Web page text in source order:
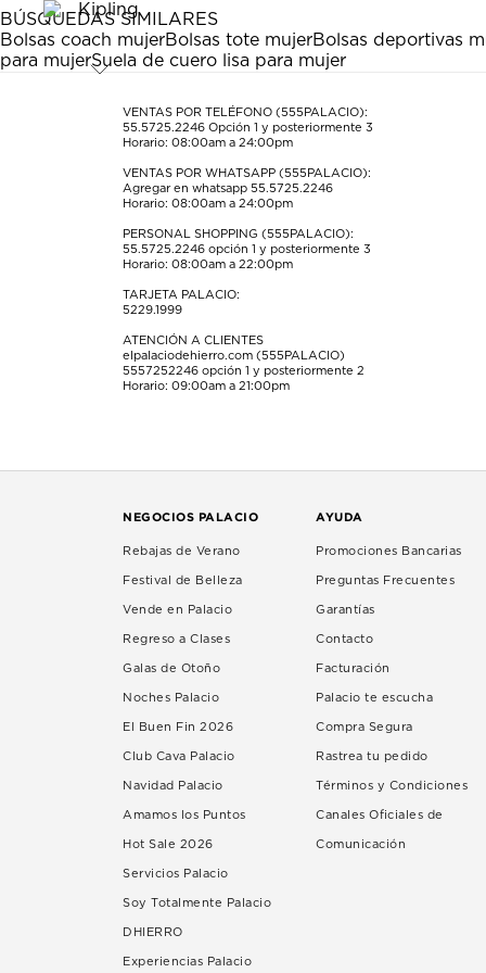
estrella
Esta
acción
abrirá
formulario
estrellas.
Esta
acción
abrirá
formulario
de
estrellas.
Esta
acción
abrirá
formulario
de
estrellas.
Esta
acción
abrirá
formulario
de
Esta
acción
abrirá
formulario
de
envío.
BÚSQUEDAS SIMILARES
Bolsas coach mujerBolsas tote mujerBolsas deportivas
para mujerSuela de cuero lisa para mujer
VENTAS POR TELÉFONO (555PALACIO):
55.5725.2246 Opción 1 y posteriormente 3
Horario: 08:00am a 24:00pm
VENTAS POR WHATSAPP (555PALACIO):
Agregar en whatsapp 55.5725.2246
Horario: 08:00am a 24:00pm
PERSONAL SHOPPING (555PALACIO):
55.5725.2246 opción 1 y posteriormente 3
Horario: 08:00am a 22:00pm
TARJETA PALACIO:
5229.1999
ATENCIÓN A CLIENTES
elpalaciodehierro.com (555PALACIO)
5557252246 opción 1 y posteriormente 2
Horario: 09:00am a 21:00pm
NEGOCIOS PALACIO
Rebajas de Verano
Festival de Belleza
Vende en Palacio
Regreso a Clases
Galas de Otoño
Noches Palacio
El Buen Fin 2026
Club Cava Palacio
Navidad Palacio
Amamos los Puntos
Hot Sale 2026
Servicios Palacio
Soy Totalmente Palacio
DHIERRO
Experiencias Palacio
AYUDA
Promociones Bancarias
Preguntas Frecuentes
Garantías
Contacto
Facturación
Palacio te escucha
Compra Segura
Rastrea tu pedido
Términos y Condiciones
Canales Oficiales de
Comunicación